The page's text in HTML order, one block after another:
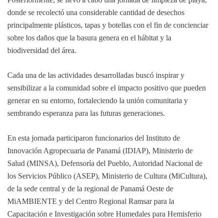
donde se recolectó una considerable cantidad de desechos
principalmente plásticos, tapas y botellas con el fin de concienciar
sobre los daños que la basura genera en el hábitat y la
biodiversidad del área.
Cada una de las actividades desarrolladas buscó inspirar y
sensibilizar a la comunidad sobre el impacto positivo que pueden
generar en su entorno, fortaleciendo la unión comunitaria y
sembrando esperanza para las futuras generaciones.
En esta jornada participaron funcionarios del Instituto de
Innovación Agropecuaria de Panamá (IDIAP), Ministerio de
Salud (MINSA), Defensoría del Pueblo, Autoridad Nacional de
los Servicios Público (ASEP), Ministerio de Cultura (MiCultura),
de la sede central y de la regional de Panamá Oeste de
MiAMBIENTE y del Centro Regional Ramsar para la
Capacitación e Investigación sobre Humedales para Hemisferio